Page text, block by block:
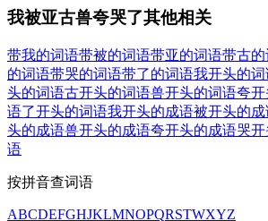
我被亚古兽夸哭了其他相关
带我的词语带被的词语带亚的词语带古
的词语带哭的词语带了的词语我开头的词
头的词语古开头的词语兽开头的词语夸
语了开头的词语我开头的成语被开头的成
头的成语兽开头的成语夸开头的成语哭
语
按拼音查词语
ABCDEFGHJKLMNOPQRSTWXYZ